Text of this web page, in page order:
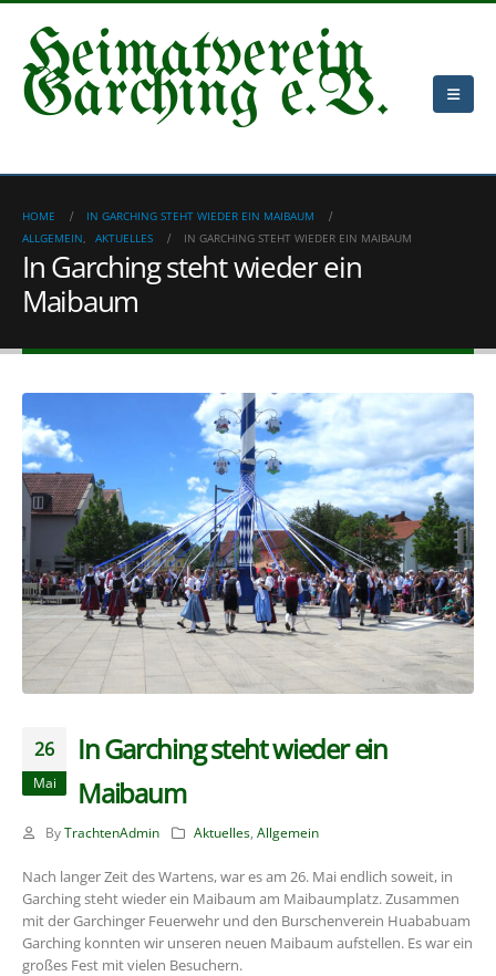
Heimatverein
Garching e.V.
HOME
IN GARCHING STEHT WIEDER EIN MAIBAUM
ALLGEMEIN, AKTUELLES IN GARCHING STEHT WIEDER EIN MAIBAUM
In Garching steht wieder ein
Maibaum
26
Mai
In Garching steht wieder ein
Maibaum
By TrachtenAdmin Aktuelles ,Allgemein
Nach langer Zeit des Wartens, war es am 26. Mai endlich soweit, in
Garching steht wieder ein Maibaum am Maibaumplatz. Zusammen
mit der Garchinger Feuerwehr und den Burschenverein Huababuam
Garching konnten wir unseren neuen Maibaum aufstellen. Es war ein
großes Fest mit vielen Besuchern.